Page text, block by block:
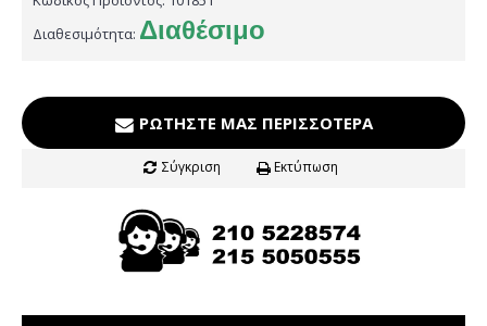
Διαθεσιμότητα: Διαθέσιμο
ΡΩΤΉΣΤΕ ΜΑΣ ΠΕΡΙΣΣΌΤΕΡΑ
Σύγκριση Εκτύπωση